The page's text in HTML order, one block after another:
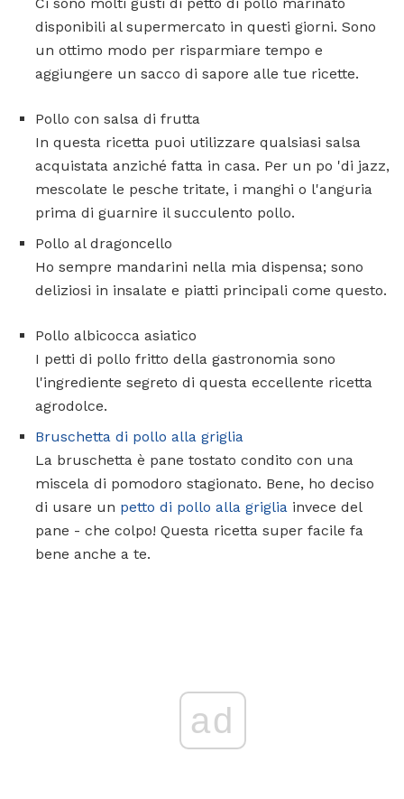
Ci sono molti gusti di petto di pollo marinato
disponibili al supermercato in questi giorni. Sono
un ottimo modo per risparmiare tempo e
aggiungere un sacco di sapore alle tue ricette.
Pollo con salsa di frutta
In questa ricetta puoi utilizzare qualsiasi salsa
acquistata anziché fatta in casa. Per un po 'di jazz,
mescolate le pesche tritate, i manghi o l'anguria
prima di guarnire il succulento pollo.
Pollo al dragoncello
Ho sempre mandarini nella mia dispensa; sono
deliziosi in insalate e piatti principali come questo.
Pollo albicocca asiatico
I petti di pollo fritto della gastronomia sono
l'ingrediente segreto di questa eccellente ricetta
agrodolce.
Bruschetta di pollo alla griglia
La bruschetta è pane tostato condito con una
miscela di pomodoro stagionato. Bene, ho deciso
di usare un petto di pollo alla griglia invece del
pane - che colpo! Questa ricetta super facile fa
bene anche a te.
ad